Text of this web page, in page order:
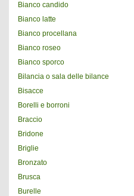
Bianco candido
Bianco latte
Bianco procellana
Bianco roseo
Bianco sporco
Bilancia o sala delle bilance
Bisacce
Borelli e borroni
Braccio
Bridone
Briglie
Bronzato
Brusca
Burelle